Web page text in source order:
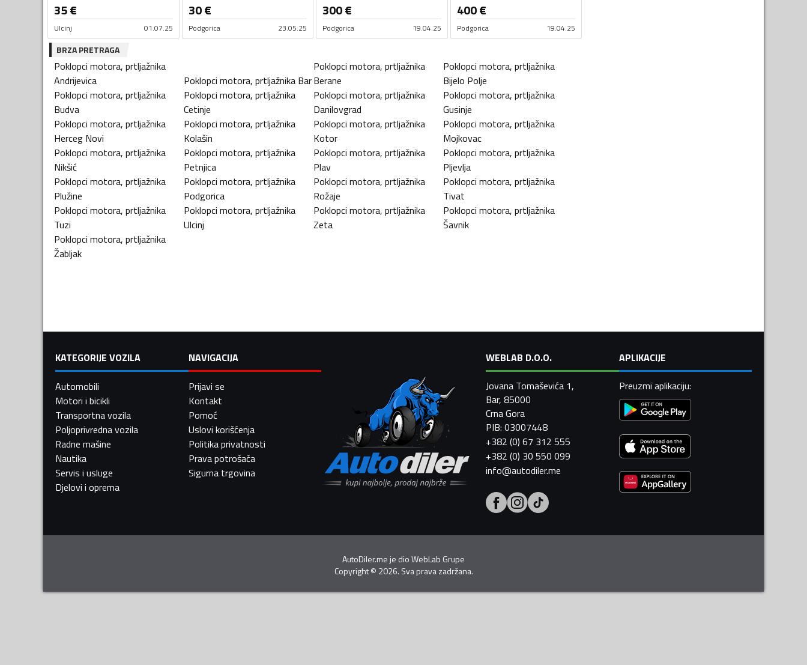
35€
Ulcinj 01.07.25
30€
Podgorica 23.05.25
300€
Podgorica 19.04.25
400€
Podgorica 19.04.25
BRZA PRETRAGA
Poklopci motora, prtljažnika
Andrijevica
Poklopci motora, prtljažnika Bar
Poklopci motora, prtljažnika
Berane
Poklopci motora, prtljažnika
Bijelo Polje
Poklopci motora, prtljažnika
Budva
Poklopci motora, prtljažnika
Cetinje
Poklopci motora, prtljažnika
Danilovgrad
Poklopci motora, prtljažnika
Gusinje
Poklopci motora, prtljažnika
Herceg Novi
Poklopci motora, prtljažnika
Kolašin
Poklopci motora, prtljažnika
Kotor
Poklopci motora, prtljažnika
Mojkovac
Poklopci motora, prtljažnika
Nikšić
Poklopci motora, prtljažnika
Petnjica
Poklopci motora, prtljažnika
Plav
Poklopci motora, prtljažnika
Pljevlja
Poklopci motora, prtljažnika
Plužine
Poklopci motora, prtljažnika
Podgorica
Poklopci motora, prtljažnika
Rožaje
Poklopci motora, prtljažnika
Tivat
Poklopci motora, prtljažnika
Tuzi
Poklopci motora, prtljažnika
Ulcinj
Poklopci motora, prtljažnika
Zeta
Poklopci motora, prtljažnika
Šavnik
Poklopci motora, prtljažnika
Žabljak
KATEGORIJE VOZILA
Automobili
Motori i bicikli
Transportna vozila
Poljoprivredna vozila
Radne mašine
Nautika
Servis i usluge
Djelovi i oprema
NAVIGACIJA
Prijavi se
Kontakt
Pomoć
Uslovi korišćenja
Politika privatnosti
Prava potrošača
Sigurna trgovina
WEBLAB D.O.O.
Jovana Tomaševića 1,
Bar, 85000
Crna Gora
PIB: 03007448
+382 (0) 67 312 555
+382 (0) 30 550 099
info@autodiler.me
APLIKACIJE
Preuzmi aplikaciju:
AutoDiler.me je dioWebLab Grupe
Copyright© 2026. Sva prava zadržana.